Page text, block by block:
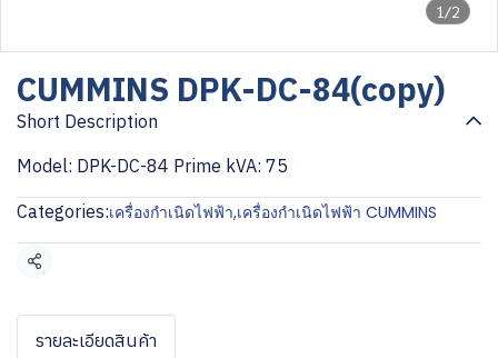
1/2
CUMMINS DPK-DC-84(copy)
Short Description
Model: DPK-DC-84 Prime kVA: 75
Categories:เครื่องกำเนิดไฟฟ้า,เครื่องกำเนิดไฟฟ้า CUMMINS
Share
รายละเอียดสินค้า